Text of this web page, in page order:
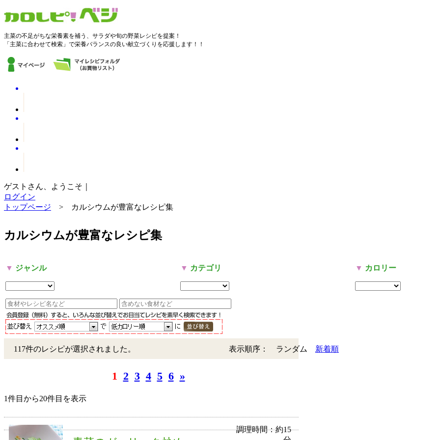
主菜の不足がちな栄養素を補う、サラダや旬の野菜レシピを提案！
「主菜に合わせて検索」で栄養バランスの良い献立づくりを応援します！！
ゲストさん、ようこそ｜
ログイン
トップページ > カルシウムが豊富なレシピ集
カルシウムが豊富なレシピ集
▼ ジャンル ▼ カテゴリ ▼ カロリー
117件のレシピが選択されました。 表示順序： ランダム 新着順
1 2 3 4 5 6 »
1件目から20件目を表示
調理時間：約15